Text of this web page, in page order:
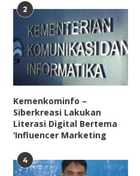
2
Kemenkominfo –
Siberkreasi Lakukan
Literasi Digital Bertema
‘Influencer Marketing
4